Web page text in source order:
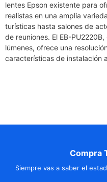
lentes Epson existente para
realistas en una amplia
turísticas hasta salones de
de reuniones. El EB-
lúmenes, ofrece una
características de instalación
Compra
Siempre vas a saber el